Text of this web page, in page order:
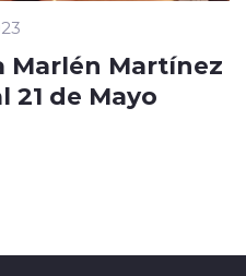
Marlén Martínez
21 de Mayo